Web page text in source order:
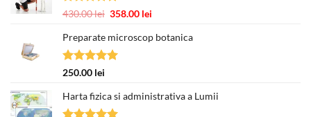
Evaluat la
430.00lei Prețul
a
fost:
358.00 lei
este:
Preparate microscop botanica
Evaluat la
250.00 lei
Harta fizica si administrativa a Lumii